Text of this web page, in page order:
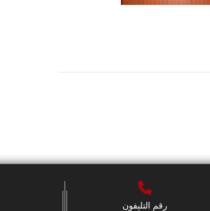
رقم التليفون